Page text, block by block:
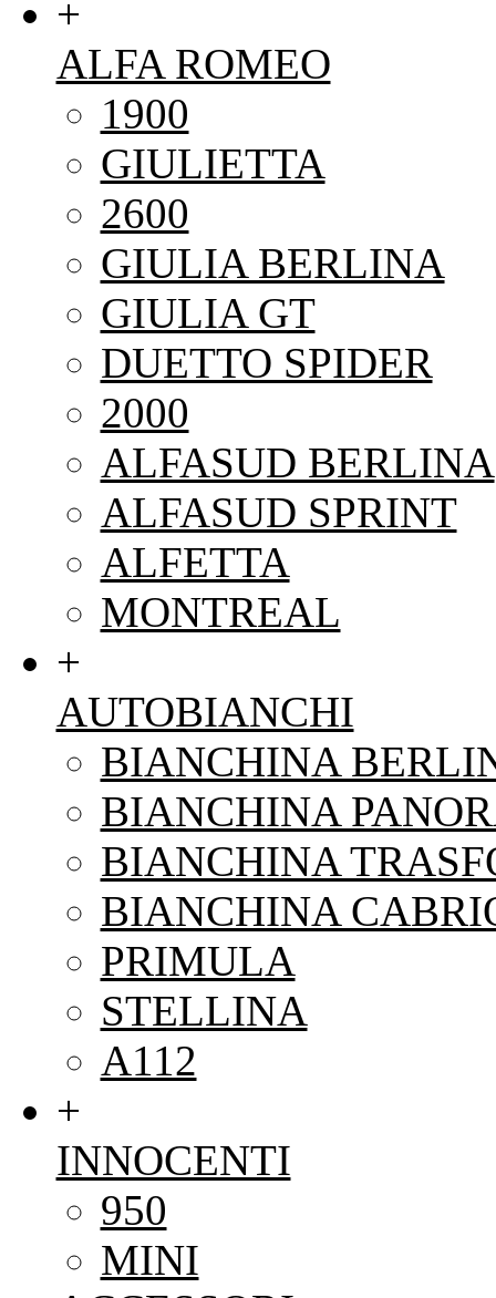
+
ALFA ROMEO
1900
GIULIETTA
2600
GIULIA BERLINA
GIULIA GT
DUETTO SPIDER
2000
ALFASUD BERLINA
ALFASUD SPRINT
ALFETTA
MONTREAL
+
AUTOBIANCHI
BIANCHINA
BIANCHINA
BIANCHINA
BIANCHINA
PRIMULA
STELLINA
A112
+
INNOCENTI
950
MINI